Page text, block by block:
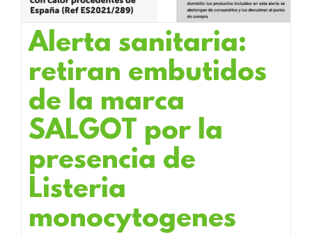
Alerta sanitaria:
retiran embutidos
de la marca
SALGOT por la
presencia de
Listeria
monocytogenes